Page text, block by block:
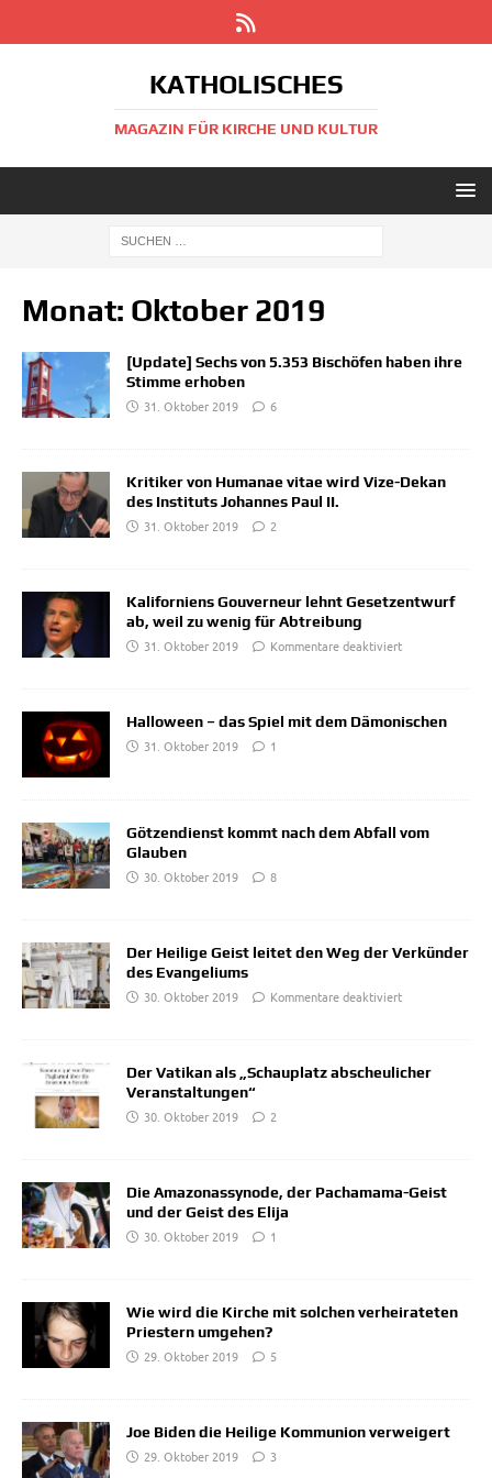
KATHOLISCHES
MAGAZIN FÜR KIRCHE UND KULTUR
Monat: Oktober 2019
[Update] Sechs von 5.353 Bischöfen haben ihre
Stimme erhoben
31. Oktober 2019
6
Kritiker von Humanae vitae wird Vize-Dekan
des Instituts Johannes Paul II.
31. Oktober 2019
2
Kaliforniens Gouverneur lehnt Gesetzentwurf
ab, weil zu wenig für Abtreibung
31. Oktober 2019
Kommentare deaktiviert
Halloween – das Spiel mit dem Dämonischen
31. Oktober 2019
1
Götzendienst kommt nach dem Abfall vom
Glauben
30. Oktober 2019
8
Der Heilige Geist leitet den Weg der Verkünder
des Evangeliums
30. Oktober 2019
Kommentare deaktiviert
Der Vatikan als „Schauplatz abscheulicher
Veranstaltungen“
30. Oktober 2019
2
Die Amazonassynode, der Pachamama-Geist
und der Geist des Elija
30. Oktober 2019
1
Wie wird die Kirche mit solchen verheirateten
Priestern umgehen?
29. Oktober 2019
5
Joe Biden die Heilige Kommunion verweigert
29. Oktober 2019
3